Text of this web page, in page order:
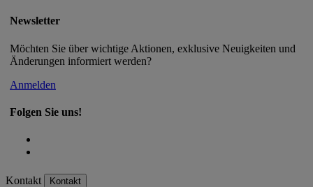
Newsletter
Möchten Sie über wichtige Aktionen, exklusive Neuigkeiten und
Änderungen informiert werden?
Anmelden
Folgen Sie uns!
Kontakt Kontakt